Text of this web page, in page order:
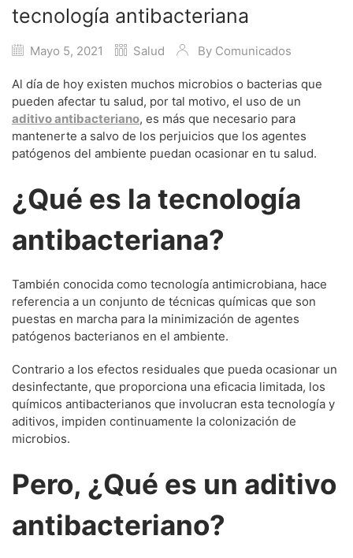
tecnología antibacteriana
Mayo 5, 2021 Salud By Comunicados
Al día de hoy existen muchos microbios o bacterias que
pueden afectar tu salud, por tal motivo, el uso de un
aditivo antibacteriano, es más que necesario para
mantenerte a salvo de los perjuicios que los agentes
patógenos del ambiente puedan ocasionar en tu salud.
¿Qué es la tecnología
antibacteriana?
También conocida como tecnología antimicrobiana, hace
referencia a un conjunto de técnicas químicas que son
puestas en marcha para la minimización de agentes
patógenos bacterianos en el ambiente.
Contrario a los efectos residuales que pueda ocasionar un
desinfectante, que proporciona una eficacia limitada, los
químicos antibacterianos que involucran esta tecnología y
aditivos, impiden continuamente la colonización de
microbios.
Pero, ¿Qué es un aditivo
antibacteriano?